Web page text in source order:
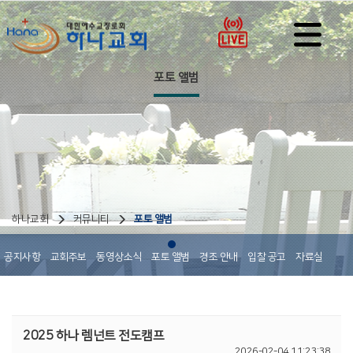
포토 앨범
하나교회 커뮤니티 포토 앨범
공지사항 교회주보 동영상소식 포토 앨범 경조 안내 입찰 공고 자료실
2025 하나 렘넌트 전도캠프